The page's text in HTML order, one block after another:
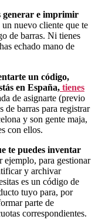
generar e imprimir
un nuevo cliente que te
de barras. Ni tienes
echado mano de
un código,
en España, tienes
de asignarte (previo
de barras para registrar
y son gente maja,
con ellos.
te puedes inventar
ejemplo, para gestionar
y archivar
es un código de
tuyo para, por
parte de
correspondientes.